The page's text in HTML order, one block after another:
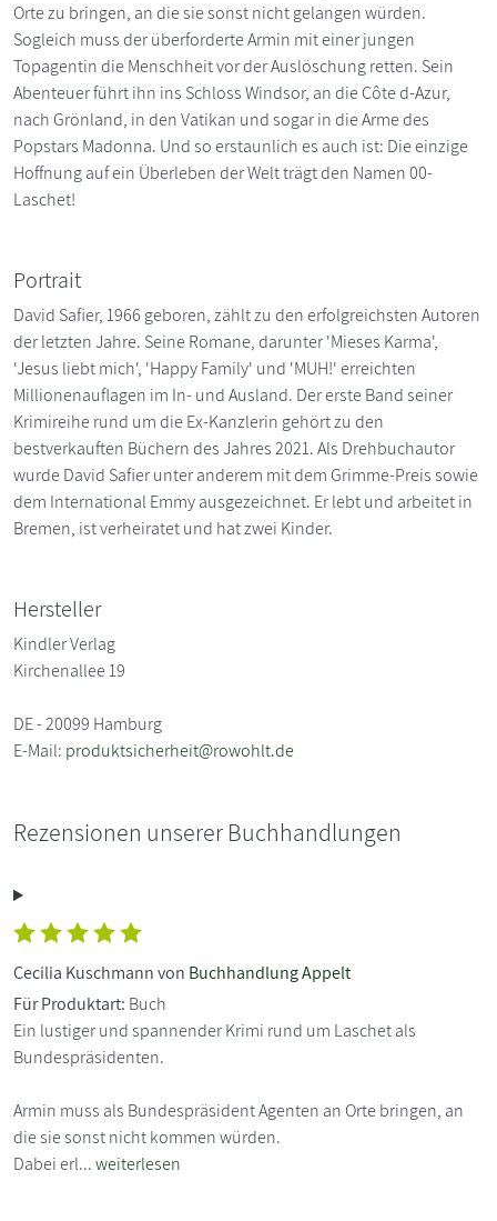
Orte zu bringen, an die sie sonst nicht gelangen würden.
Sogleich muss der überforderte Armin mit einer jungen
Topagentin die Menschheit vor der Auslöschung retten. Sein
Abenteuer führt ihn ins Schloss Windsor, an die Côte d-Azur,
nach Grönland, in den Vatikan und sogar in die Arme des
Popstars Madonna. Und so erstaunlich es auch ist: Die einzige
Hoffnung auf ein Überleben der Welt trägt den Namen 00-
Laschet!
Portrait
David Safier, 1966 geboren, zählt zu den erfolgreichsten Autoren
der letzten Jahre. Seine Romane, darunter 'Mieses Karma',
'Jesus liebt mich', 'Happy Family' und 'MUH!' erreichten
Millionenauflagen im In- und Ausland. Der erste Band seiner
Krimireihe rund um die Ex-Kanzlerin gehört zu den
bestverkauften Büchern des Jahres 2021. Als Drehbuchautor
wurde David Safier unter anderem mit dem Grimme-Preis sowie
dem International Emmy ausgezeichnet. Er lebt und arbeitet in
Bremen, ist verheiratet und hat zwei Kinder.
Hersteller
Kindler Verlag
Kirchenallee 19
DE - 20099 Hamburg
E-Mail: produktsicherheit@rowohlt.de
Rezensionen unserer Buchhandlungen
Cecilia Kuschmann von Buchhandlung Appelt
Für Produktart: Buch
Ein lustiger und spannender Krimi rund um Laschet als
Bundespräsidenten.
Armin muss als Bundespräsident Agenten an Orte bringen, an
die sie sonst nicht kommen würden.
Dabei erl...weiterlesen